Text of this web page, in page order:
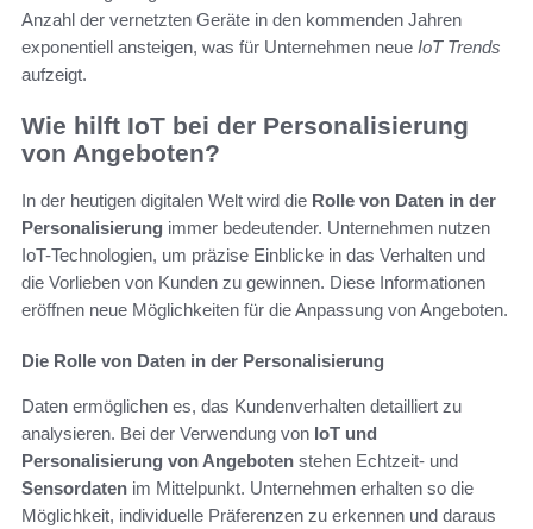
Anzahl der vernetzten Geräte in den kommenden Jahren
exponentiell ansteigen, was für Unternehmen neue IoT Trends
aufzeigt.
Wie hilft IoT bei der Personalisierung
von Angeboten?
In der heutigen digitalen Welt wird die Rolle von Daten in der
Personalisierung immer bedeutender. Unternehmen nutzen
IoT-Technologien, um präzise Einblicke in das Verhalten und
die Vorlieben von Kunden zu gewinnen. Diese Informationen
eröffnen neue Möglichkeiten für die Anpassung von Angeboten.
Die Rolle von Daten in der Personalisierung
Daten ermöglichen es, das Kundenverhalten detailliert zu
analysieren. Bei der Verwendung von IoT und
Personalisierung von Angeboten stehen Echtzeit- und
Sensordaten im Mittelpunkt. Unternehmen erhalten so die
Möglichkeit, individuelle Präferenzen zu erkennen und daraus